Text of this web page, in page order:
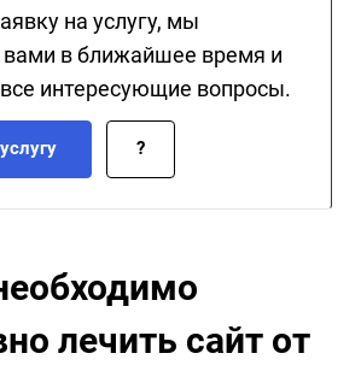
на услугу, мы
в ближайшее время и
интересующие вопросы.
?
лечить сайт от